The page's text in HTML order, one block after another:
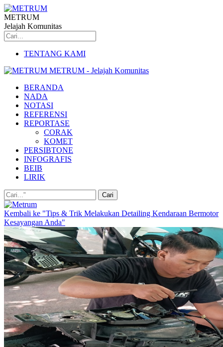
METRUM
Jelajah Komunitas
TENTANG KAMI
METRUM - Jelajah Komunitas
BERANDA
NADA
NOTASI
REFERENSI
REPORTASE
CORAK
KOMET
PERSIBTONE
INFOGRAFIS
BEIB
LIRIK
Kembali ke "Tips & Trik Melakukan Detailing Kendaraan Bermotor
Kesayangan Anda"